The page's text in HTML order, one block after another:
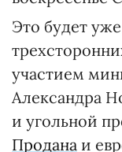
Это будет
участием
Александра
и угольной
Продана и